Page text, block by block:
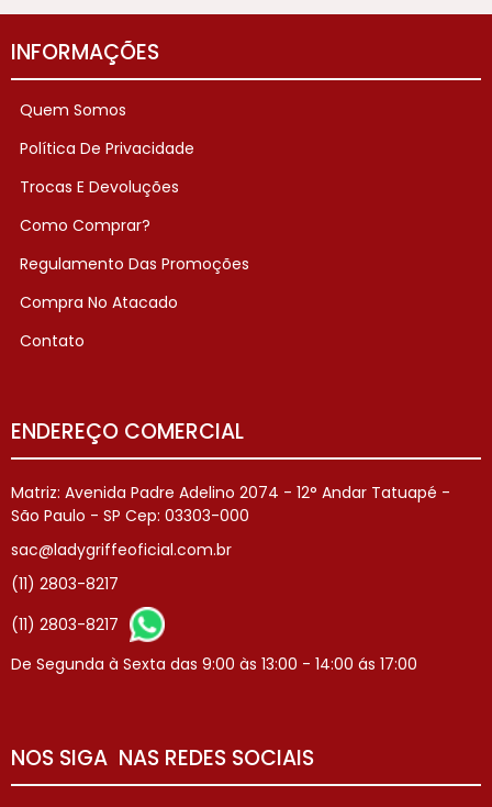
INFORMAÇÕES
Quem Somos
Política De Privacidade
Trocas E Devoluções
Como Comprar?
Regulamento Das Promoções
Compra No Atacado
Contato
ENDEREÇO COMERCIAL
Matriz: Avenida Padre Adelino 2074 - 12° Andar Tatuapé -
São Paulo - SP Cep: 03303-000
sac@ladygriffeoficial.com.br
(11) 2803-8217
(11) 2803-8217
De Segunda à Sexta das 9:00 às 13:00 - 14:00 ás 17:00
NOS SIGA NAS REDES SOCIAIS